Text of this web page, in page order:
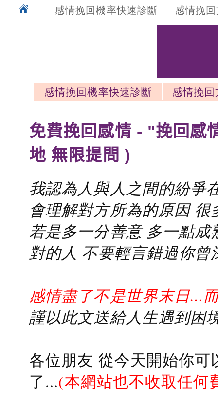
感情挽回機率快速診斷 感情挽
感情挽回機率快速診斷
感情挽
免費挽回感情 - "挽回感
地 無限提問 )
我認為人與人之間的紛爭
會理解對方所為的原因
若是多一分善意 多一點
對的人 不要輕言錯過你曾
感情盡了不是世界末日...
謹以此文送給人生遇到困
各位朋友 從今天開始你
了...(本網站也不收取任何